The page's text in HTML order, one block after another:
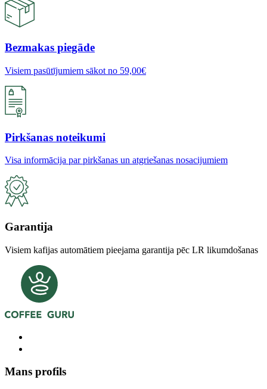
Rating: 5/5
Atkaļķošanas līdzeklis Delonghi Ecodecalk 500 ml
Sat Sep 16 2023 04:10:43 GMT+0000 (Coordinated Universal Time)
Bezmakas piegāde
Visiem pasūtījumiem sākot no 59,00€
Pirkšanas noteikumi
Visa informācija par pirkšanas un atgriešanas nosacijumiem
Garantija
Visiem kafijas automātiem pieejama garantija pēc LR likumdošanas
Mans profils